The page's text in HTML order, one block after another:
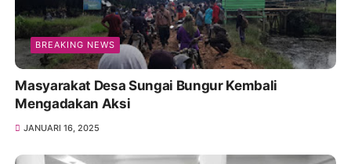
BREAKING NEWS
Masyarakat Desa Sungai Bungur Kembali
Mengadakan Aksi
JANUARI 16, 2025